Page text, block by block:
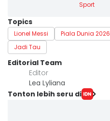
Sport
Topics
Lionel Messi Piala Dunia 2026
Jadi Tau
Editorial Team
Editor
Lea Lyliana
Tonton lebih seru di